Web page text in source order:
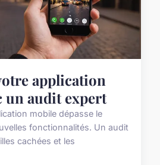
application
un audit expert
mobile dépasse le
fonctionnalités. Un audit
cachées et les